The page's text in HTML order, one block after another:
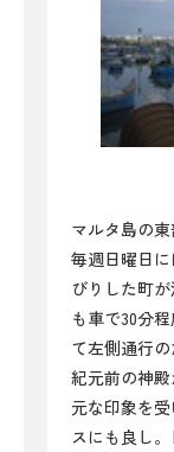
マルタ島の
毎週日曜日
びりした町
も車で30分
て左側通行
紀元前の神
元な印象を
スにも良し